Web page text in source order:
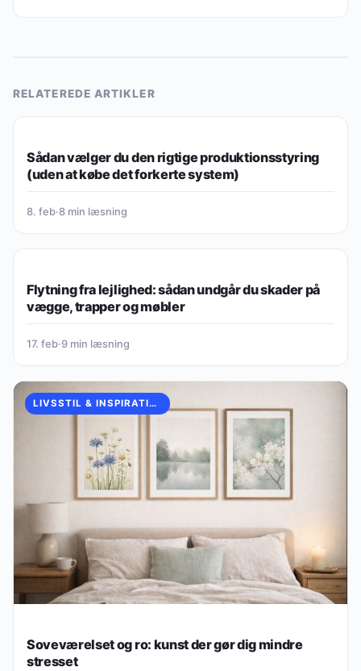
RELATEREDE ARTIKLER
Sådan vælger du den rigtige produktionsstyring
(uden at købe det forkerte system)
8. feb·8 min læsning
Flytning fra lejlighed: sådan undgår du skader på
vægge, trapper og møbler
17. feb·9 min læsning
LIVSSTIL & INSPIRATION
Soveværelset og ro: kunst der gør dig mindre
stresset